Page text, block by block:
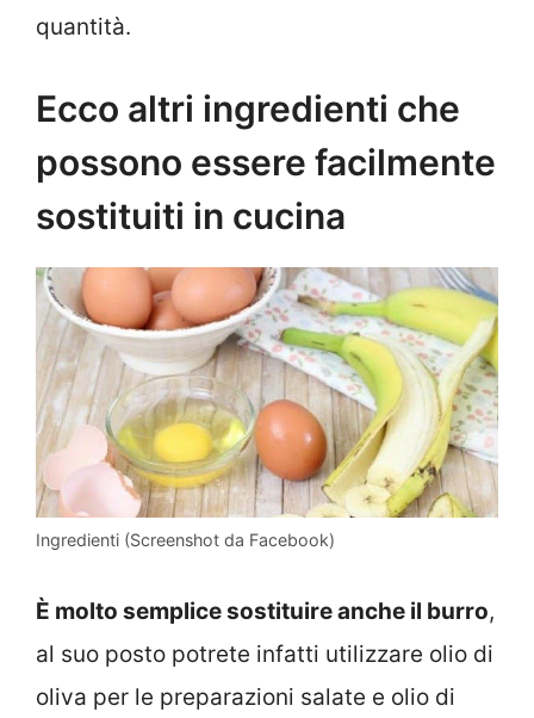
quantità.
Ecco altri ingredienti che
possono essere facilmente
sostituiti in cucina
Ingredienti (Screenshot da Facebook)
È molto semplice sostituire anche il burro,
al suo posto potrete infatti utilizzare olio di
oliva per le preparazioni salate e olio di